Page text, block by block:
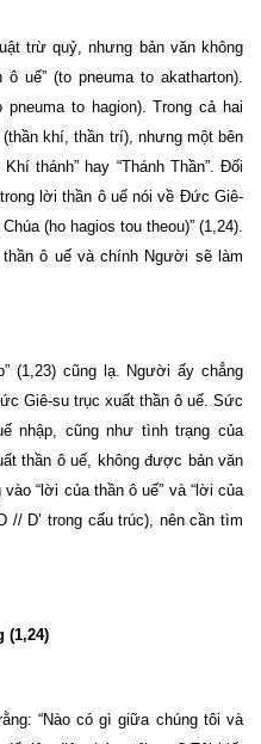
trừ quỷ, nhưng bản văn không
ô uế” (to pneuma to akatharton).
pneuma to hagion). Trong cả hai
(thần khí, thần trí), nhưng một bên
Khí thánh” hay “Thánh Thần”. Đối
trong lời thần ô uế nói về Đức Giê-
(ho hagios tou theou)” (1,24).
ô uế và chính Người sẽ làm
(1,23) cũng lạ. Người ấy chẳng
Giê-su trục xuất thần ô uế. Sức
nhập, cũng như tình trạng của
thần ô uế, không được bản văn
“lời của thần ô uế” và “lời của
// D’ trong cấu trúc), nên cần tìm
(1,24)
“Nào có gì giữa chúng tôi và